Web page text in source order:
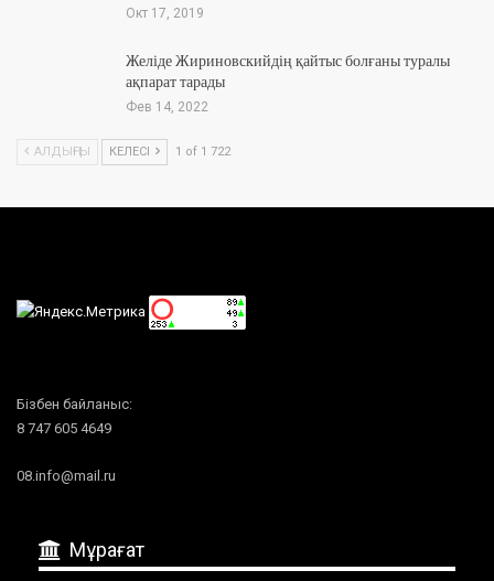
Окт 17, 2019
Желіде Жириновскийдің қайтыс болғаны туралы
ақпарат тарады
Фев 14, 2022
АЛДЫҢҒЫ КЕЛЕСІ 1 of 1 722
Бізбен байланыс:
8 747 605 4649
08.info@mail.ru
Мұрағат